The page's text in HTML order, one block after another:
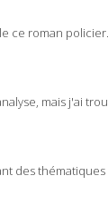
ce roman
mais j'ai
des thématiques